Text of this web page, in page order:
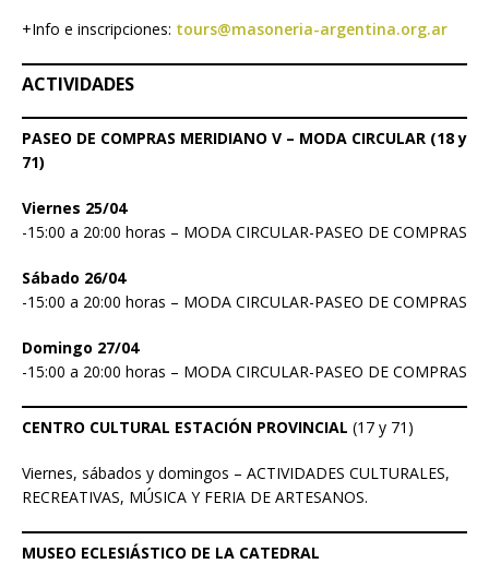
+Info e inscripciones: tours@masoneria-argentina.org.ar
ACTIVIDADES
PASEO DE COMPRAS MERIDIANO V – MODA CIRCULAR (18 y
71)
Viernes 25/04
-15:00 a 20:00 horas – MODA CIRCULAR-PASEO DE COMPRAS
Sábado 26/04
-15:00 a 20:00 horas – MODA CIRCULAR-PASEO DE COMPRAS
Domingo 27/04
-15:00 a 20:00 horas – MODA CIRCULAR-PASEO DE COMPRAS
CENTRO CULTURAL ESTACIÓN PROVINCIAL (17 y 71)
Viernes, sábados y domingos – ACTIVIDADES CULTURALES,
RECREATIVAS, MÚSICA Y FERIA DE ARTESANOS.
MUSEO ECLESIÁSTICO DE LA CATEDRAL